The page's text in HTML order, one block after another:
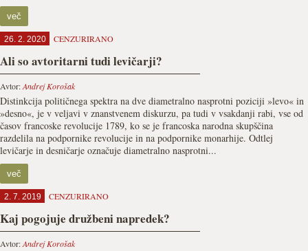
več
26. 2. 2020 CENZURIRANO
Ali so avtoritarni tudi levičarji?
Avtor:Andrej Korošak
Distinkcija političnega spektra na dve diametralno nasprotni poziciji »levo« in
»desno«, je v veljavi v znanstvenem diskurzu, pa tudi v vsakdanji rabi, vse od
časov francoske revolucije 1789, ko se je francoska narodna skupščina
razdelila na podpornike revolucije in na podpornike monarhije. Odtlej
levičarje in desničarje označuje diametralno nasprotni...
več
2. 7. 2019 CENZURIRANO
Kaj pogojuje družbeni napredek?
Avtor:Andrej Korošak